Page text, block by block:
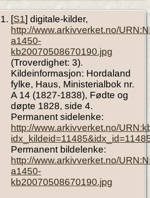
Begravelse- 7
Hordaland,
[S1] digitale-kilder,
http://www.arkivverket.no/
a1450-
kb20070508670190.jpg
(Troverdighet: 3).
Kildeinformasjon: Hordaland
fylke, Haus, Ministerialbok nr.
A 14 (1827-1838), Fødte og
døpte 1828, side 4.
Permanent sidelenke:
http://www.arkivverket.no/
Permanent bildelenke:
http://www.arkivverket.no/
a1450-
kb20070508670190.jpg